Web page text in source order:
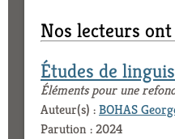
Nos lecteurs
Études de
Éléments pour une
Auteur(s) :BOHAS
Parution : 2024